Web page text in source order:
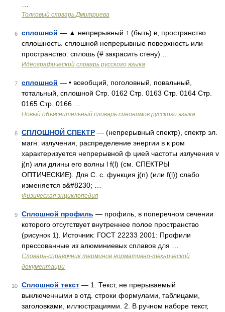
Толковый словарь Дмитриева
6 сплошной — ▲ непрерывный ↑ (быть) в, пространство
сплошность. сплошной непрерывные поверхность или
пространство. сплошь (# закрасить стену) …
Идеографический словарь русского языка
7 сплошной — • всеобщий, поголовный, повальный,
тотальный, сплошной Стр. 0162 Стр. 0163 Стр. 0164 Стр.
0165 Стр. 0166 …
Новый объяснительный словарь синонимов русского языка
8 СПЛОШНОЙ СПЕКТР — (непрерывный спектр), спектр эл.
магн. излучения, распределение энергии в к ром
характеризуется непрерывной ф цией частоты излучения v
j(n) или длины его волны l f(l) (см. СПЕКТРЫ
ОПТИЧЕСКИЕ). Для С. с. функция j(n) (или f(l)) слабо
изменяется в&#8230; …
Физическая энциклопедия
9 Сплошной профиль — профиль, в поперечном сечении
которого отсутствует внутреннее полое пространство
(рисунок 1). Источник: ГОСТ 22233 2001: Профили
прессованные из алюминиевых сплавов для …
Словарь-справочник терминов нормативно-технической
документации
10 Сплошной текст — 1. Текст, не прерываемый
выключенными в отд. строки формулами, таблицами,
заголовками, иллюстрациями. 2. В ручном наборе текст,